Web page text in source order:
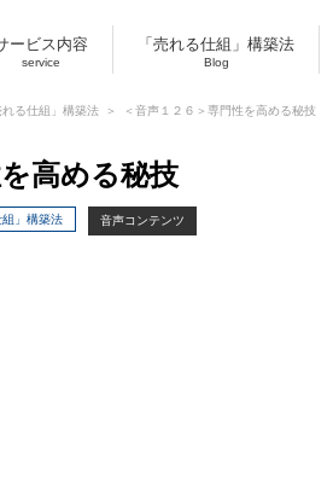
ービス内容
service
「売れる仕組」構築法
Blog
る仕組」構築法 ＜音声１２６＞専門性を高める秘技
高める秘技
」構築法 音声コンテンツ